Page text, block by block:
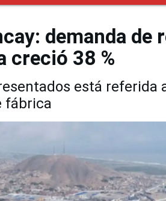
demanda de
creció 38 %
está referida
fábrica